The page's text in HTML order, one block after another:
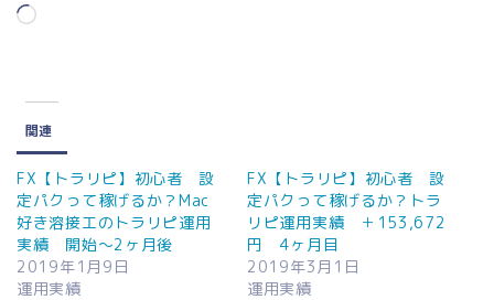
読
み
中…
関連
FX【トラリピ】初心者 設
定パクって稼げるか？Mac
好き溶接工のトラリピ運用
実績 開始〜2ヶ月後
2019年1月9日
運用実績
FX【トラリピ】初心者 設
定パクって稼げるか？トラ
リピ運用実績 ＋153,672
円 4ヶ月目
2019年3月1日
運用実績